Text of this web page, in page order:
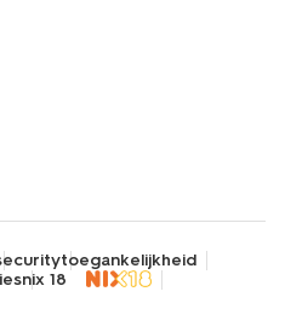
toegankelijkheid
nix 18